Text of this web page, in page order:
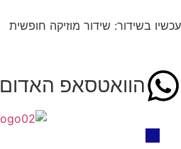
עכשיו בשידור: שידור מוזיקה חופשית
הוואטסאפ האדום